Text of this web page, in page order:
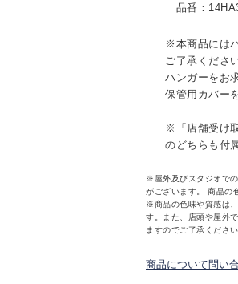
品番：
※本商品には
ご了承ください
ハンガーをお
保管用カバー
※「店舗受け
のどちらも付
※屋外及びスタジオで
がございます。 商品の
※商品の色味や質感は
す。また、店頭や屋外
ますのでご了承ください
商品について問い